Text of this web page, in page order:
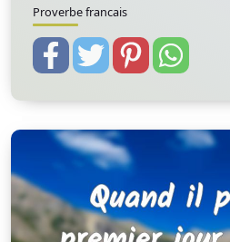
Proverbe francais